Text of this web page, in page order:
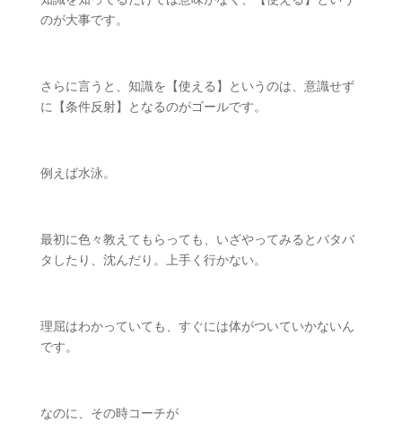
のが大事です。
さらに言うと、知識を【使える】というのは、意識せず
に【条件反射】となるのがゴールです。
例えば水泳。
最初に色々教えてもらっても、いざやってみるとバタバ
タしたり、沈んだり。上手く行かない。
理屈はわかっていても、すぐには体がついていかないん
です。
なのに、その時コーチが